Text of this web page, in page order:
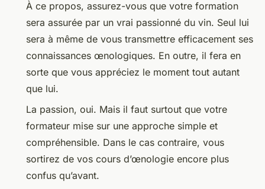
À ce propos, assurez-vous que votre formation
sera assurée par un vrai passionné du vin. Seul lui
sera à même de vous transmettre efficacement ses
connaissances œnologiques. En outre, il fera en
sorte que vous appréciez le moment tout autant
que lui.
La passion, oui. Mais il faut surtout que votre
formateur mise sur une approche simple et
compréhensible. Dans le cas contraire, vous
sortirez de vos cours d’œnologie encore plus
confus qu’avant.